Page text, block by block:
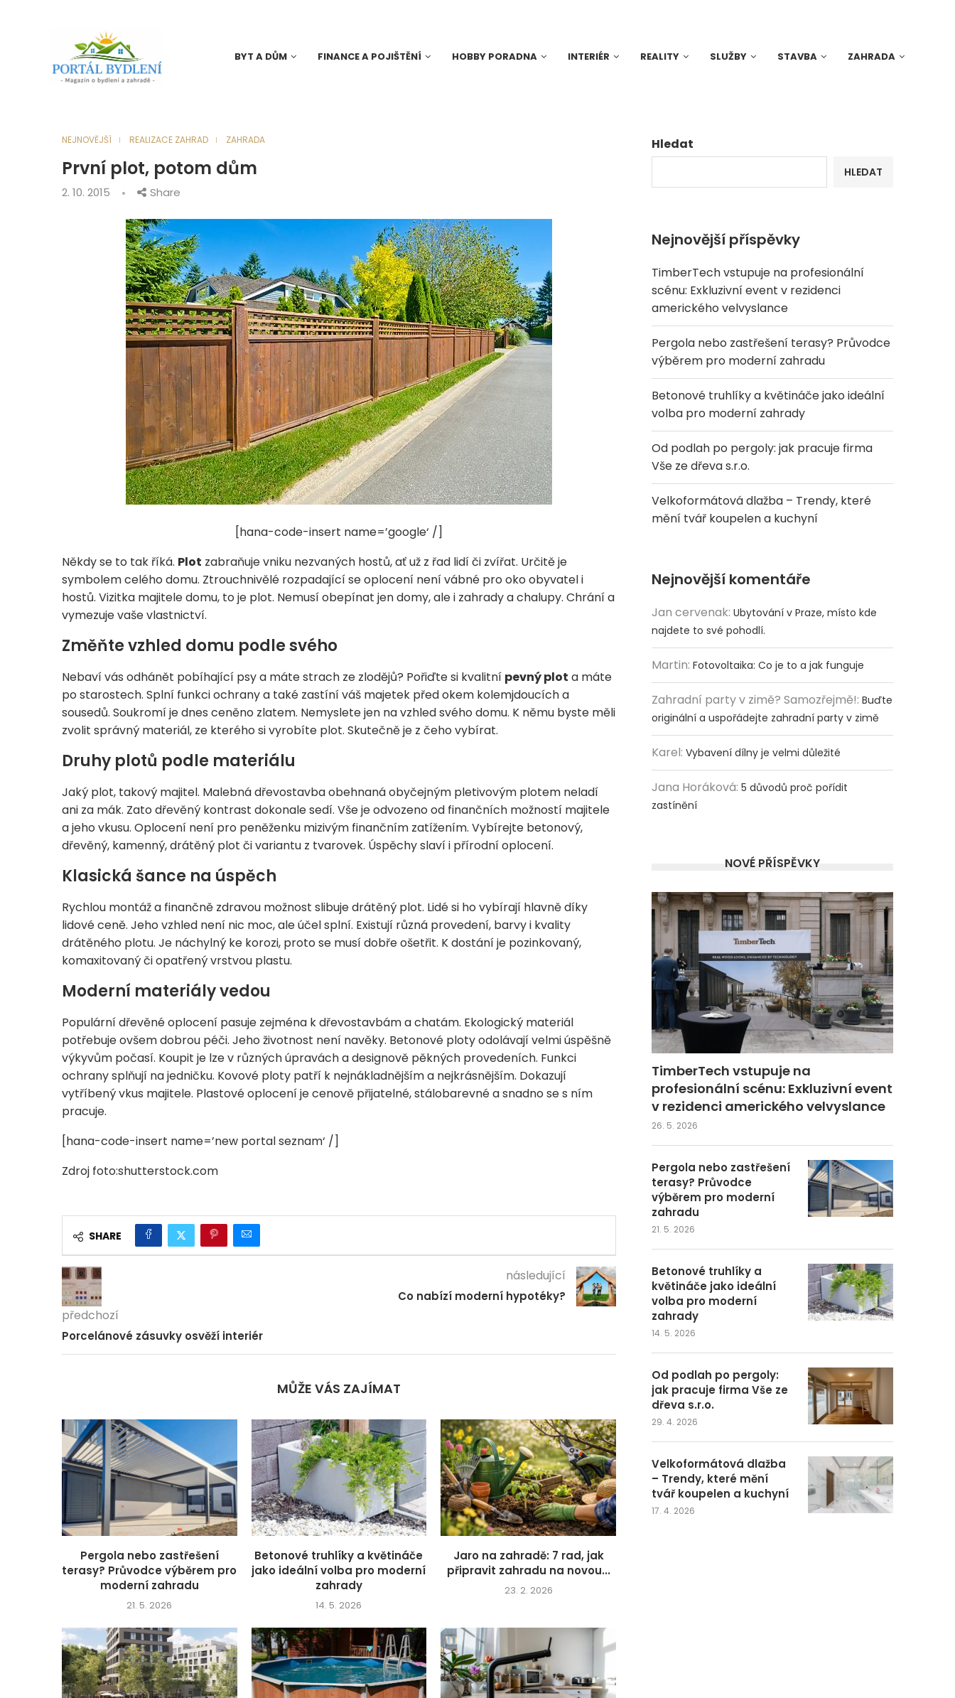
BYT A DŮM FINANCE A POJIŠTĚNÍ HOBBY PORADNA INTERIÉR REALITY SLUŽBY STAVBA ZAHRADA
NEJNOVĚJŠÍ REALIZACE ZAHRAD ZAHRADA
První plot, potom dům
2. 10. 2015 Share
[hana-code-insert name=’google‘ /]
Někdy se to tak říká. Plot zabraňuje vniku nezvaných hostů, ať už z řad lidí či zvířat. Určitě je
symbolem celého domu. Ztrouchnivělé rozpadající se oplocení není vábné pro oko obyvatel i
hostů. Vizitka majitele domu, to je plot. Nemusí obepínat jen domy, ale i zahrady a chalupy. Chrání a
vymezuje vaše vlastnictví.
Změňte vzhled domu podle svého
Nebaví vás odhánět pobíhající psy a máte strach ze zlodějů? Pořiďte si kvalitní pevný plot a máte
po starostech. Splní funkci ochrany a také zastíní váš majetek před okem kolemjdoucích a
sousedů. Soukromí je dnes ceněno zlatem. Nemyslete jen na vzhled svého domu. K němu byste měli
zvolit správný materiál, ze kterého si vyrobíte plot. Skutečně je z čeho vybírat.
Druhy plotů podle materiálu
Jaký plot, takový majitel. Malebná dřevostavba obehnaná obyčejným pletivovým plotem neladí
ani za mák. Zato dřevěný kontrast dokonale sedí. Vše je odvozeno od finančních možností majitele
a jeho vkusu. Oplocení není pro peněženku mizivým finančním zatížením. Vybírejte betonový,
dřevěný, kamenný, drátěný plot či variantu z tvarovek. Úspěchy slaví i přírodní oplocení.
Klasická šance na úspěch
Rychlou montáž a finančně zdravou možnost slibuje drátěný plot. Lidé si ho vybírají hlavně díky
lidové ceně. Jeho vzhled není nic moc, ale účel splní. Existují různá provedení, barvy i kvality
drátěného plotu. Je náchylný ke korozi, proto se musí dobře ošetřit. K dostání je pozinkovaný,
komaxitovaný či opatřený vrstvou plastu.
Moderní materiály vedou
Populární dřevěné oplocení pasuje zejména k dřevostavbám a chatám. Ekologický materiál
potřebuje ovšem dobrou péči. Jeho životnost není navěky. Betonové ploty odolávají velmi úspěšně
výkyvům počasí. Koupit je lze v různých úpravách a designově pěkných provedeních. Funkci
ochrany splňují na jedničku. Kovové ploty patří k nejnákladnějším a nejkrásnějším. Dokazují
vytříbený vkus majitele. Plastové oplocení je cenově přijatelné, stálobarevné a snadno se s ním
pracuje.
[hana-code-insert name=’new portal seznam‘ /]
Zdroj foto:shutterstock.com
SHARE
předchozí
Porcelánové zásuvky osvěží interiér
následující
Co nabízí moderní hypotéky?
MŮŽE VÁS ZAJÍMAT
Pergola nebo zastřešení
terasy? Průvodce výběrem pro
moderní zahradu
21. 5. 2026
Betonové truhlíky a květináče
jako ideální volba pro moderní
zahrady
14. 5. 2026
Jaro na zahradě: 7 rad, jak
připravit zahradu na novou...
23. 2. 2026
Hledat
HLEDAT
Nejnovější příspěvky
TimberTech vstupuje na profesionální
scénu: Exkluzivní event v rezidenci
amerického velvyslance
Pergola nebo zastřešení terasy? Průvodce
výběrem pro moderní zahradu
Betonové truhlíky a květináče jako ideální
volba pro moderní zahrady
Od podlah po pergoly: jak pracuje firma
Vše ze dřeva s.r.o.
Velkoformátová dlažba – Trendy, které
mění tvář koupelen a kuchyní
Nejnovější komentáře
Jan cervenak: Ubytování v Praze, místo kde
najdete to své pohodlí.
Martin: Fotovoltaika: Co je to a jak funguje
Zahradní party v zimě? Samozřejmě!: Buďte
originální a uspořádejte zahradní party v zimě
Karel: Vybavení dílny je velmi důležité
Jana Horáková: 5 důvodů proč pořídit
zastínění
NOVÉ PŘÍSPĚVKY
TimberTech vstupuje na
profesionální scénu: Exkluzivní event
v rezidenci amerického velvyslance
26. 5. 2026
Pergola nebo zastřešení
terasy? Průvodce
výběrem pro moderní
zahradu
21. 5. 2026
Betonové truhlíky a
květináče jako ideální
volba pro moderní
zahrady
14. 5. 2026
Od podlah po pergoly:
jak pracuje firma Vše ze
dřeva s.r.o.
29. 4. 2026
Velkoformátová dlažba
– Trendy, které mění
tvář koupelen a kuchyní
17. 4. 2026